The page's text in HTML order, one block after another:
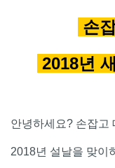
손
2018년
안녕하세요? 손잡고
2018년 설날을 맞이